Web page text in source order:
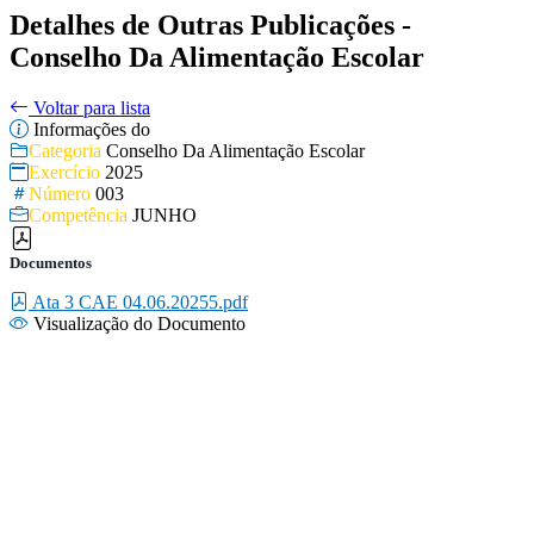
Detalhes de Outras Publicações -
Conselho Da Alimentação Escolar
Voltar para lista
Informações do
Categoria Conselho Da Alimentação Escolar
Exercício 2025
Número 003
Competência JUNHO
Documentos
Ata 3 CAE 04.06.20255.pdf
Visualização do Documento